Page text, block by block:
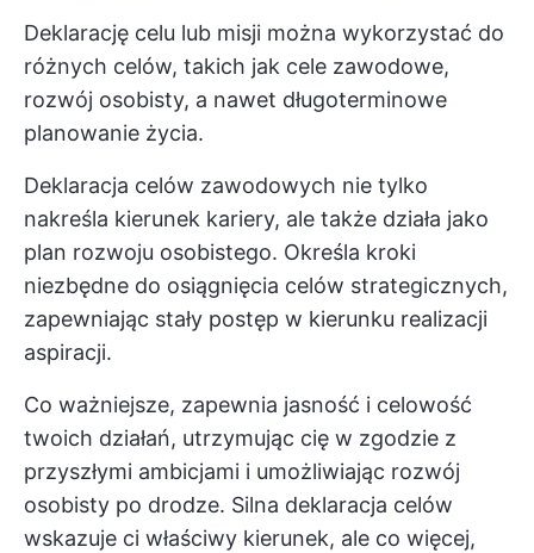
Deklarację celu lub misji można wykorzystać do
różnych celów, takich jak cele zawodowe,
rozwój osobisty, a nawet długoterminowe
planowanie życia.
Deklaracja celów zawodowych nie tylko
nakreśla kierunek kariery, ale także działa jako
plan rozwoju osobistego. Określa kroki
niezbędne do osiągnięcia celów strategicznych,
zapewniając stały postęp w kierunku realizacji
aspiracji.
Co ważniejsze, zapewnia jasność i celowość
twoich działań, utrzymując cię w zgodzie z
przyszłymi ambicjami i umożliwiając rozwój
osobisty po drodze. Silna deklaracja celów
wskazuje ci właściwy kierunek, ale co więcej,